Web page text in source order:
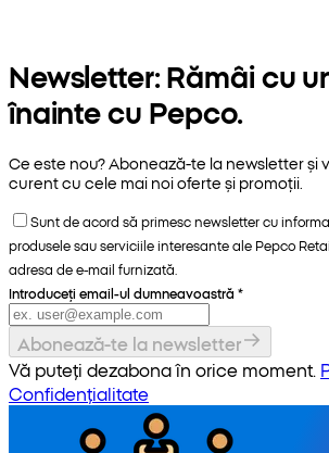
Newsletter: Rămâi cu
înainte cu Pepco.
Ce este nou? Abonează-te la newsletter și
curent cu cele mai noi oferte și promoții.
Sunt de acord să primesc newsletter cu
produsele sau serviciile interesante ale Pepco
adresa de e-mail furnizată.
Introduceți email-ul dumneavoastră *
Abonează-te la newsletter
Vă puteți dezabona în orice moment.
Confidențialitate